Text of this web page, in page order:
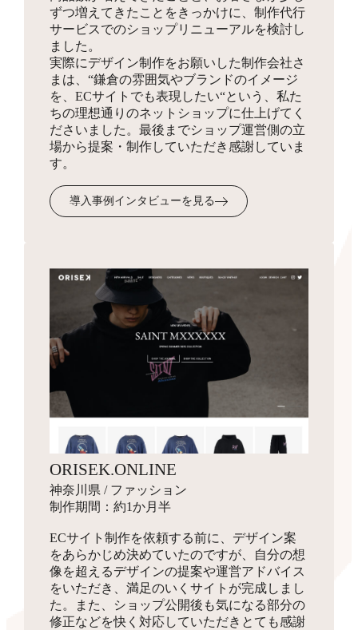
HTMLサイトマップ作成
3,300円
ショップの全体像となりSEO対策にも有効なサイトマッ
プを、フリーページを使って作成します。
受注・入金・発送メール
テンプレ作成
3,300円
お客様へ送付するメール文面のフォーマットを作成・設
同梱物
お見積り
商品を発送する際に同梱する制作物をデザインします。
ずつ増えてきたことをきっかけに、制作代行
サービスでのショップリニューアルを検討し
ました。
実際にデザイン制作をお願いした制作会社さ
まは、“鎌倉の雰囲気やブランドのイメージ
を、ECサイトでも表現したい“という、私た
ちの理想通りのネットショップに仕上げてく
ださいました。最後までショップ運営側の立
場から提案・制作していただき感謝していま
す。
導入事例インタビューを見る
ORISEK.ONLINE
神奈川県 / ファッション
制作期間：約1か月半
ECサイト制作を依頼する前に、デザイン案
をあらかじめ決めていたのですが、自分の想
像を超えるデザインの提案や運営アドバイス
をいただき、満足のいくサイトが完成しまし
た。また、ショップ公開後も気になる部分の
修正などを快く対応していただきとても感謝